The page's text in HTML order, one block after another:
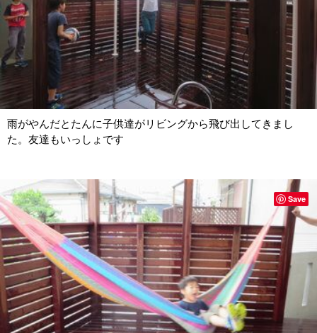
雨がやんだとたんに子供達がリビングから飛び出してきまし
た。友達もいっしょです
Save